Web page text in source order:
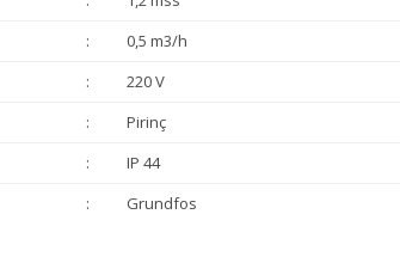
:
0,5 m3/h
:
220 V
:
Pirinç
:
IP 44
: Grundfos